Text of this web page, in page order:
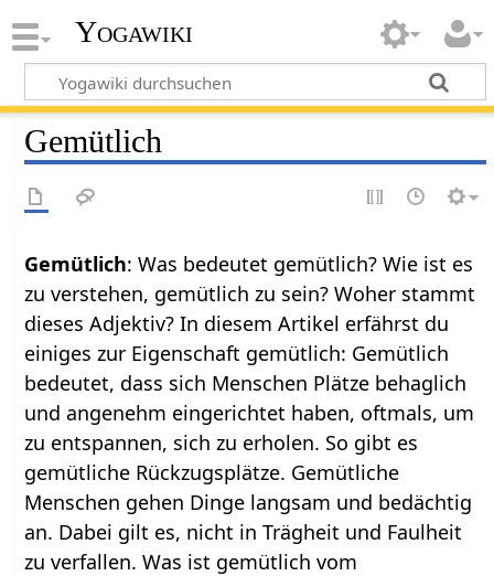
Yogawiki
Gemütlich
Gemütlich: Was bedeutet gemütlich? Wie ist es
zu verstehen, gemütlich zu sein? Woher stammt
dieses Adjektiv? In diesem Artikel erfährst du
einiges zur Eigenschaft gemütlich: Gemütlich
bedeutet, dass sich Menschen Plätze behaglich
und angenehm eingerichtet haben, oftmals, um
zu entspannen, sich zu erholen. So gibt es
gemütliche Rückzugsplätze. Gemütliche
Menschen gehen Dinge langsam und bedächtig
an. Dabei gilt es, nicht in Trägheit und Faulheit
zu verfallen. Was ist gemütlich vom